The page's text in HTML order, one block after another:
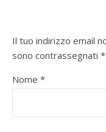
Il tuo indirizzo email
sono contrassegnati *
Nome *